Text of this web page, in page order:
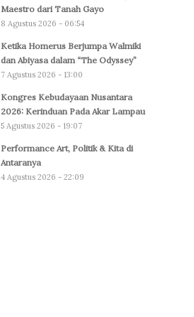
Maestro dari Tanah Gayo
8 Agustus 2026 - 06:54
Ketika Homerus Berjumpa Walmiki
dan Abiyasa dalam “The Odyssey”
7 Agustus 2026 - 13:00
Kongres Kebudayaan Nusantara
2026: Kerinduan Pada Akar Lampau
5 Agustus 2026 - 19:07
Performance Art, Politik & Kita di
Antaranya
4 Agustus 2026 - 22:09